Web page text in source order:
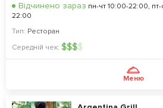
Відчинено зараз пн-чт 10:00-22:00,
22:00
Тип: Ресторан
Середній чек: $$$$
Меню